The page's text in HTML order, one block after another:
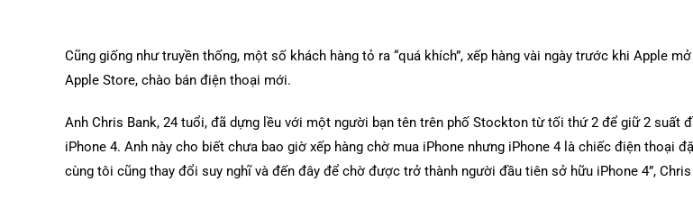
Cũng giống như truyền thống, một số khách hàng tỏ ra “quá khích”, xếp hàng vài ngày trước khi Apple
Apple Store, chào bán điện thoại mới.
Anh Chris Bank, 24 tuổi, đã dựng lều với một người bạn tên trên phố Stockton từ tối thứ 2 để giữ 2 suất
iPhone 4. Anh này cho biết chưa bao giờ xếp hàng chờ mua iPhone nhưng iPhone 4 là chiếc điện thoại
cùng tôi cũng thay đổi suy nghĩ và đến đây để chờ được trở thành người đầu tiên sở hữu iPhone 4”,